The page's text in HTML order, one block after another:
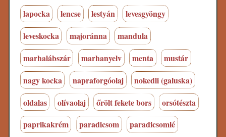
lapocka
lencse lestyán
levesgyöngy
leveskocka
majoránna
mandula
marhalábszár
marhanyelv menta
mustár
nagy kocka
napraforgóolaj
nokedli (galuska)
oldalas
olívaolaj őrölt fekete bors
orsótészta
paprikakrém
paradicsom
paradicsomlé